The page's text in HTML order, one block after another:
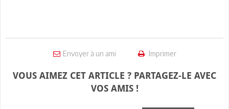
Envoyer à un ami Imprimer
VOUS AIMEZ CET ARTICLE ? PARTAGEZ-LE AVEC
VOS AMIS !